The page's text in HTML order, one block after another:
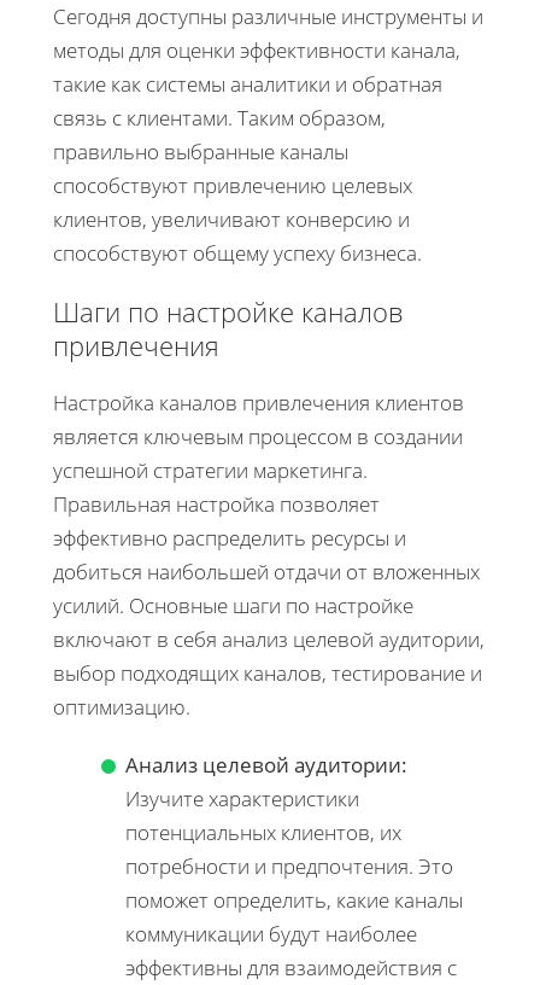
Сегодня доступны различные инструменты и
методы для оценки эффективности канала,
такие как системы аналитики и обратная
связь с клиентами. Таким образом,
правильно выбранные каналы
способствуют привлечению целевых
клиентов, увеличивают конверсию и
способствуют общему успеху бизнеса.
Шаги по настройке каналов
привлечения
Настройка каналов привлечения клиентов
является ключевым процессом в создании
успешной стратегии маркетинга.
Правильная настройка позволяет
эффективно распределить ресурсы и
добиться наибольшей отдачи от вложенных
усилий. Основные шаги по настройке
включают в себя анализ целевой аудитории,
выбор подходящих каналов, тестирование и
оптимизацию.
Анализ целевой аудитории:
Изучите характеристики
потенциальных клиентов, их
потребности и предпочтения. Это
поможет определить, какие каналы
коммуникации будут наиболее
эффективны для взаимодействия с